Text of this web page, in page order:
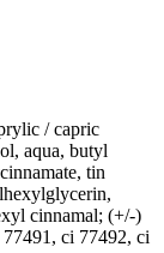
/ capric
aqua, butyl
tin
cinnamal; (+/-)
ci 77492, ci